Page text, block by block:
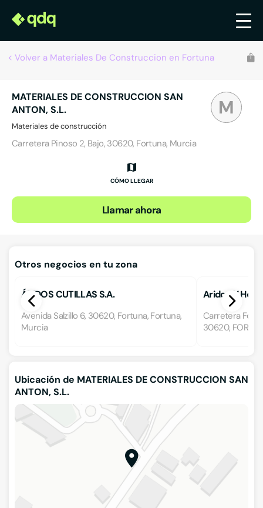
Volver a Materiales De Construccion en Fortuna
M
MATERIALES DE CONSTRUCCION SAN
ANTON, S.L.
Materiales de construcción
Carretera Pinoso 2, Bajo, 30620, Fortuna, Murcia
CÓMO LLEGAR
Llamar ahora
Otros negocios en tu zona
ÁRIDOS CUTILLAS S.A.
Avenida Salzillo 6, 30620, Fortuna, Fortuna,
Murcia
Aridos Y
Carretera
30620,
Ubicación de MATERIALES DE CONSTRUCCION SAN
ANTON, S.L.